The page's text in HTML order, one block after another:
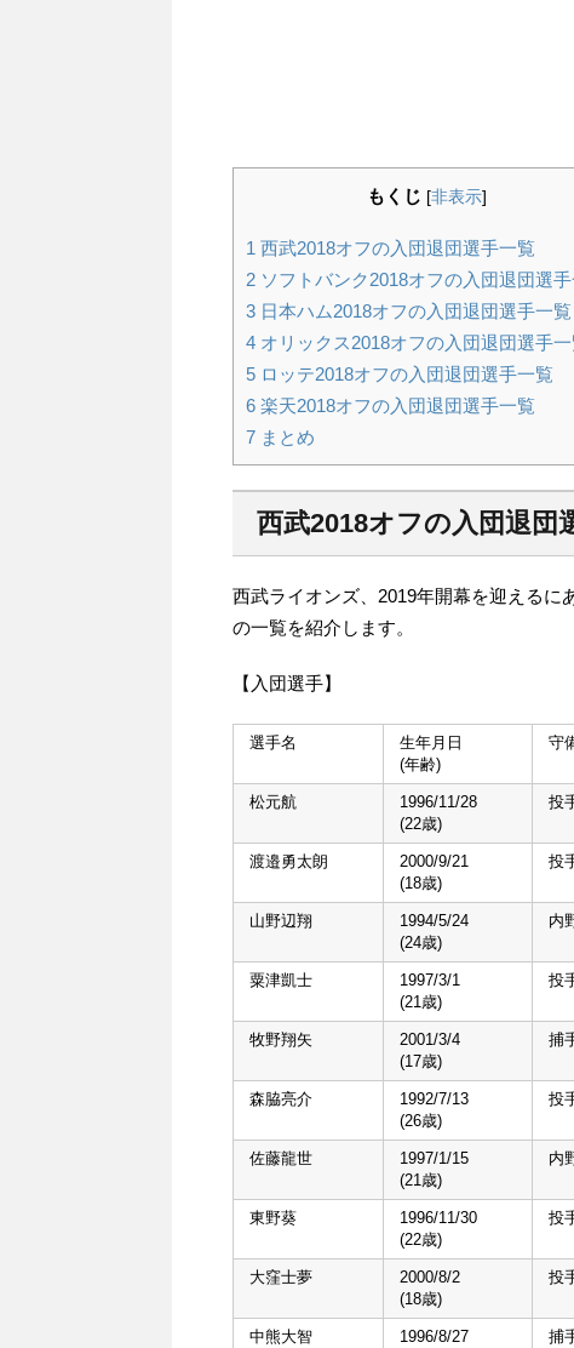
もくじ [非表示]
1 西武2018オフの入団退団選手一覧
2 ソフトバンク2018オフの入団退団選
3 日本ハム2018オフの入団退団選手一覧
4 オリックス2018オフの入団退団選手一
5 ロッテ2018オフの入団退団選手一覧
6 楽天2018オフの入団退団選手一覧
7 まとめ
西武2018オフの入団退団
西武ライオンズ、2019年開幕を迎えるに
の一覧を紹介します。
【入団選手】
選手名
生年月日
(年齢)
守
松元航
1996/11/28
(22歳)
投
渡邉勇太朗
2000/9/21
(18歳)
投
山野辺翔
1994/5/24
(24歳)
内
粟津凱士
1997/3/1
(21歳)
投
牧野翔矢
2001/3/4
(17歳)
捕
森脇亮介
1992/7/13
(26歳)
投
佐藤龍世
1997/1/15
(21歳)
内
東野葵
1996/11/30
(22歳)
投
大窪士夢
2000/8/2
(18歳)
投
中熊大智
1996/8/27
捕